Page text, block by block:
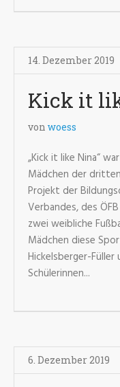
14. Dezember 2019
Kick it
von woess
„Kick it like Nina“
Mädchen der
Projekt der
Verbandes, des
zwei weibliche
Mädchen diese
Hickelsberger-
Schülerinnen...
6. Dezember 2019